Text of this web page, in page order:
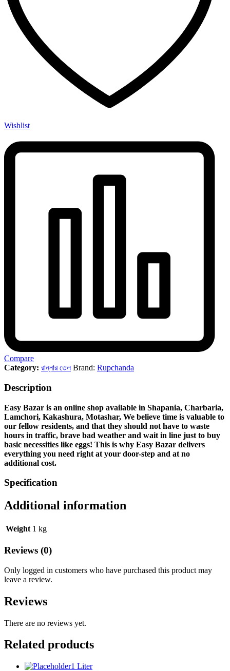
Wishlist
Compare
Category: রান্নার তেল Brand: Rupchanda
Description
Easy Bazar is an online shop available in Shapania, Charbaria,
Lamchori, Kakashura, Motashar, We believe time is valuable to
our fellow residents, and that they should not have to waste
hours in traffic, brave bad weather and wait in line just to buy
basic necessities like eggs! This is why Easy Bazar delivers
everything you need right at your door-step and at no
additional cost.
Specification
Additional information
Weight 1 kg
Reviews (0)
Only logged in customers who have purchased this product may
leave a review.
Reviews
There are no reviews yet.
Related products
1 Liter